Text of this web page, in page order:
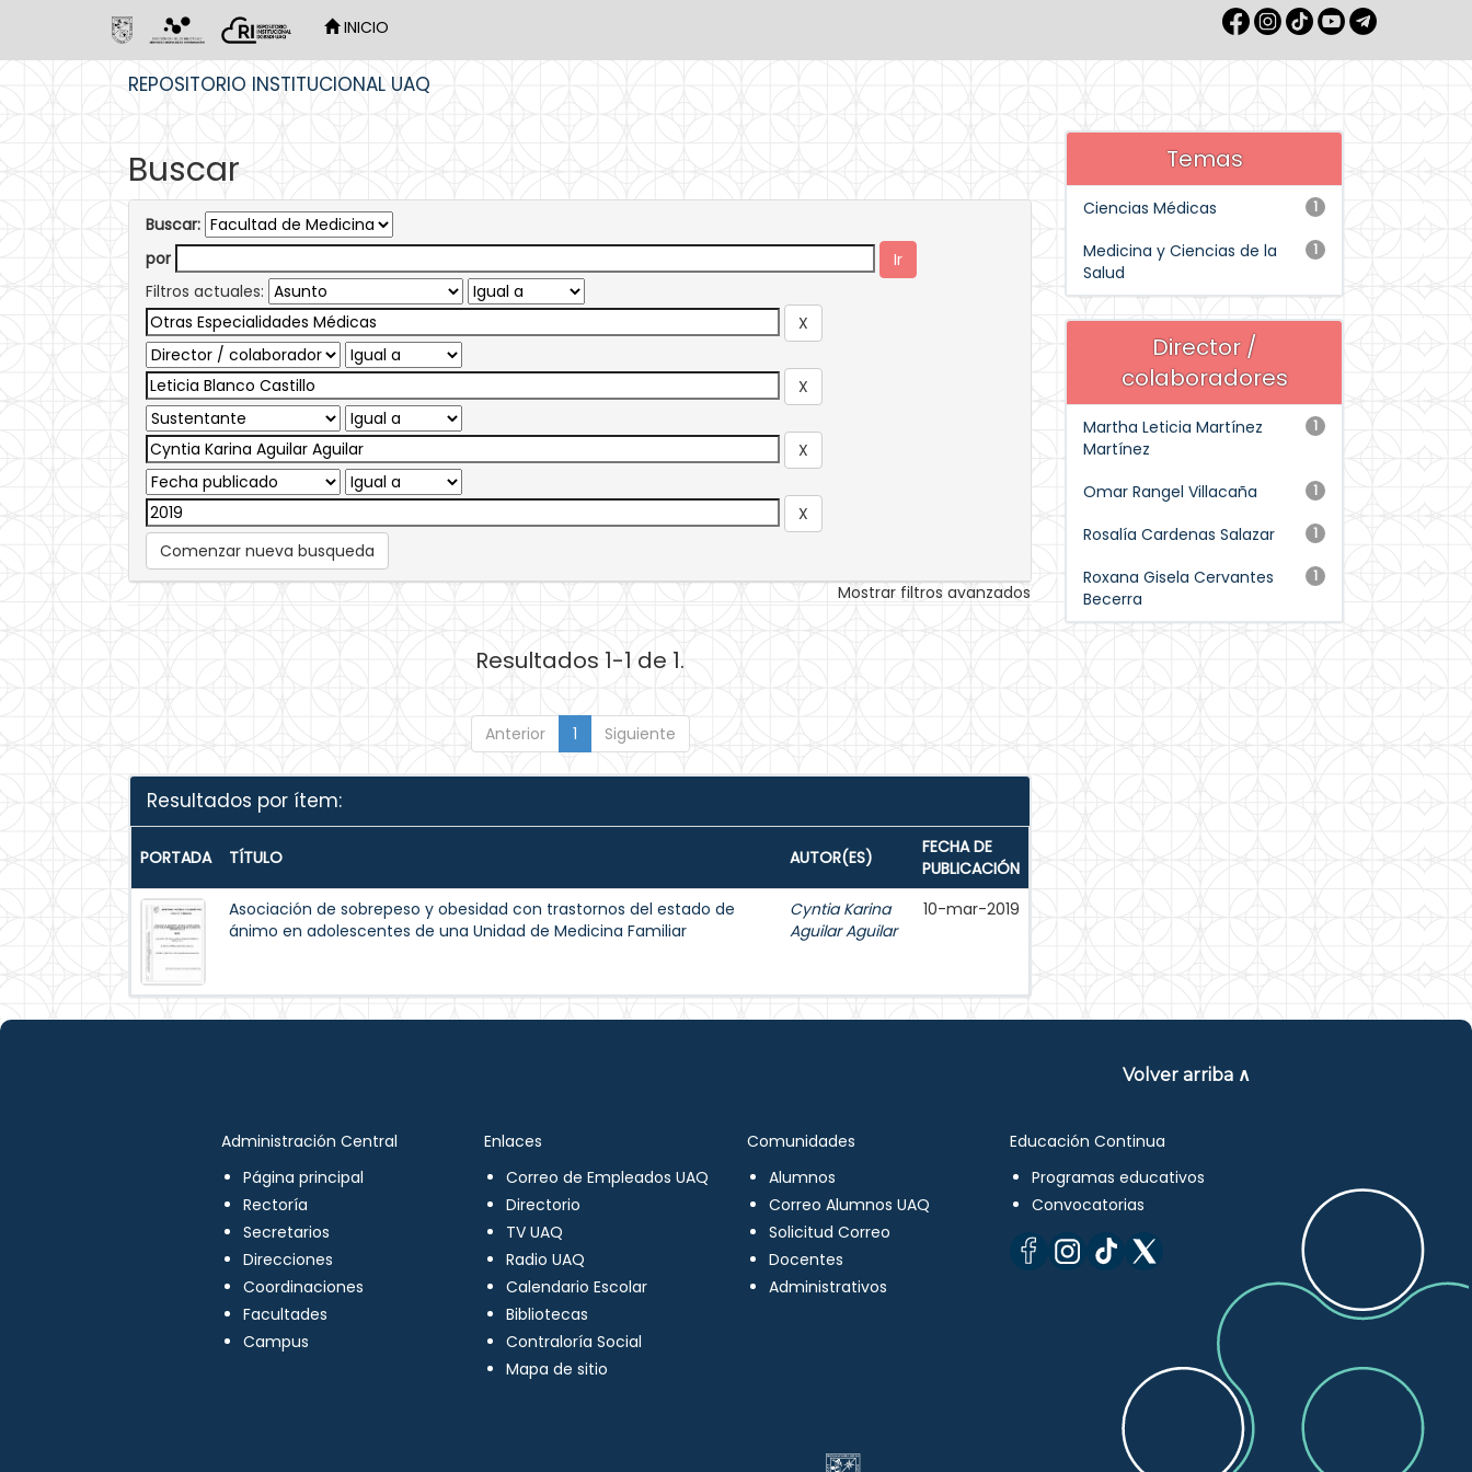
INICIO
REPOSITORIO INSTITUCIONAL UAQ
Buscar
Buscar:
por
Filtros actuales:
Comenzar nueva busqueda
Mostrar filtros avanzados
Resultados 1-1 de 1.
Anterior 1 Siguiente
Resultados por ítem:
PORTADA TÍTULO AUTOR(ES)
FECHA DE
PUBLICACIÓN
Asociación de sobrepeso y obesidad con trastornos del estado de
ánimo en adolescentes de una Unidad de Medicina Familiar
Cyntia Karina
Aguilar Aguilar
10-mar-2019
Temas
1
Ciencias Médicas
1
Medicina y Ciencias de la
Salud
Director /
colaboradores
1
Martha Leticia Martínez
Martínez
1
Omar Rangel Villacaña
1
Rosalía Cardenas Salazar
1
Roxana Gisela Cervantes
Becerra
Volver arriba ∧
Administración Central
Página principal
Rectoría
Secretarios
Direcciones
Coordinaciones
Facultades
Campus
Enlaces
Correo de Empleados UAQ
Directorio
TV UAQ
Radio UAQ
Calendario Escolar
Bibliotecas
Contraloría Social
Mapa de sitio
Comunidades
Alumnos
Correo Alumnos UAQ
Solicitud Correo
Docentes
Administrativos
Educación Continua
Programas educativos
Convocatorias